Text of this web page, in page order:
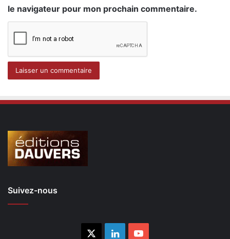
le navigateur pour mon prochain commentaire.
Suivez-nous
LinkedinYouTube